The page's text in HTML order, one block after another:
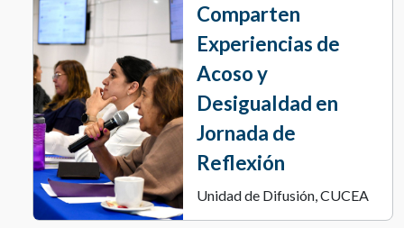
Comparten
Experiencias de
Acoso y
Desigualdad en
Jornada de
Reflexión
Unidad de Difusión, CUCEA